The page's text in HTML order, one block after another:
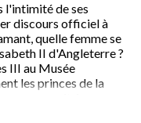
l'intimité de ses
discours officiel à
quelle femme se
II d'Angleterre ?
III au Musée
les princes de la
l'icône